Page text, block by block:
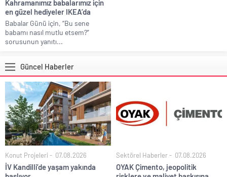
Kahramanımız babalarımız için
en güzel hediyeler IKEA’da
Babalar Günü için, “Bu sene
babamı nasıl mutlu etsem?”
sorusunun yanıtı...
Güncel Haberler
Konut Projeleri 07.08.2026
İV Kandilli’de yaşam yakında
Sektörel Haberler 07.08.2026
OYAK Çimento, jeopolitik